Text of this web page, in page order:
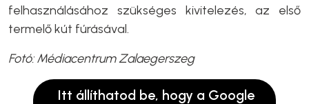
felhasználásához szükséges kivitelezés, az első
termelő kút fúrásával.
Fotó: Médiacentrum Zalaegerszeg
Itt állíthatod be, hogy a Google